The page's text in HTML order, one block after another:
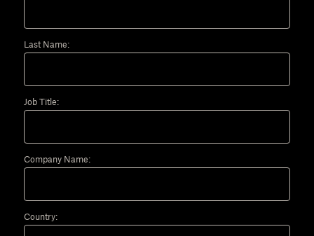
Last Name:
Job Title:
Company Name:
Country: